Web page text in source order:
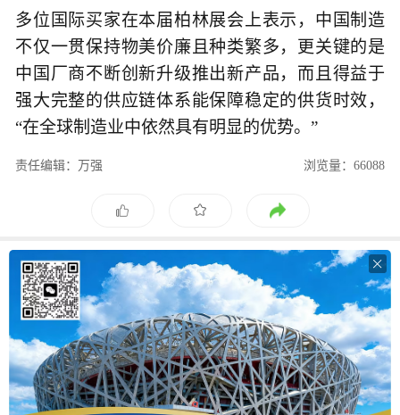
多位国际买家在本届柏林展会上表示，中国制造
不仅一贯保持物美价廉且种类繁多，更关键的是
中国厂商不断创新升级推出新产品，而且得益于
强大完整的供应链体系能保障稳定的供货时效，
“在全球制造业中依然具有明显的优势。”
责任编辑：万强 浏览量：66088
